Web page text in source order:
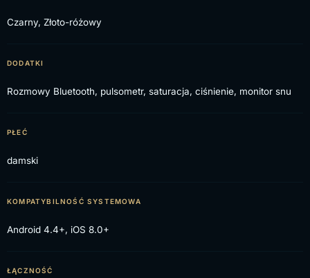
Czarny, Złoto-różowy
DODATKI
Rozmowy Bluetooth, pulsometr, saturacja, ciśnienie, monitor snu
PŁEĆ
damski
KOMPATYBILNOŚĆ SYSTEMOWA
Android 4.4+, iOS 8.0+
ŁĄCZNOŚĆ